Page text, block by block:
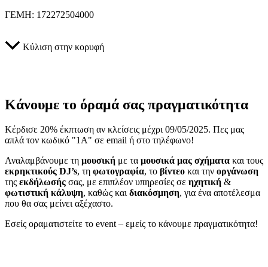
ΓΕΜΗ: 172272504000
Κύλιση στην κορυφή
Κάνουμε το όραμά σας πραγματικότητα
Κέρδισε 20% έκπτωση αν κλείσεις μέχρι 09/05/2025. Πες μας
απλά τον κωδικό "1A" σε email ή στο τηλέφωνο!
Αναλαμβάνουμε τη μουσική με τα μουσικά μας σχήματα και τους
εκρηκτικούς DJ’s, τη φωτογραφία, το βίντεο και την οργάνωση
της εκδήλωσής σας, με επιπλέον υπηρεσίες σε ηχητική &
φωτιστική κάλυψη, καθώς καιδιακόσμηση, για ένα αποτέλεσμα
που θα σας μείνει αξέχαστο.
Εσείς οραματιστείτε το event – εμείς το κάνουμε πραγματικότητα!